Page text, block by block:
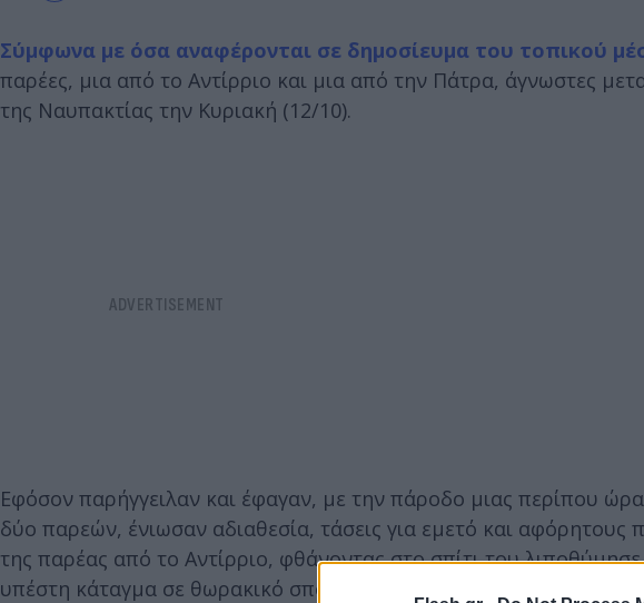
Σύμφωνα με όσα αναφέρονται σε δημοσίευμα του τοπικού
παρέες, μια από το Αντίρριο και μια από την Πάτρα, άγνωστες
της Ναυπακτίας την Κυριακή (12/10).
Εφόσον παρήγγειλαν και έφαγαν, με την πάροδο μιας περίπου
δύο παρεών, ένιωσαν αδιαθεσία, τάσεις για εμετό και
της παρέας από το Αντίρριο, φθάνοντας στο σπίτι του
υπέστη κάταγμα σε θωρακικό σπόνδυλο. Μάλιστα εκείνη την ώρα